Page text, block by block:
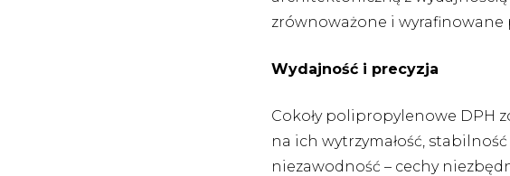
zrównoważone i wyrafinowane
Wydajność i precyzja
Cokoły polipropylenowe DPH
na ich wytrzymałość, stabilność
niezawodność – cechy